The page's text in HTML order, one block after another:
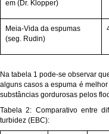
em (Dr. Klopper)
Meia-Vida da espumas
(seg. Rudin)
Na tabela 1 pode-se observar
alguns casos a espuma é
substâncias gordurosas pelos
Tabela 2: Comparativo entre
turbidez (EBC):